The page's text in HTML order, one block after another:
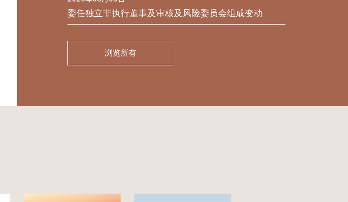
委任独立非执行董事及审核及风险委员会组成变动
浏览所有